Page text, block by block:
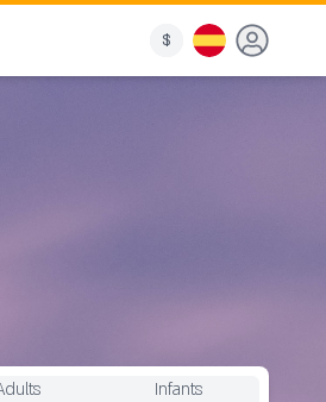
$
Infants